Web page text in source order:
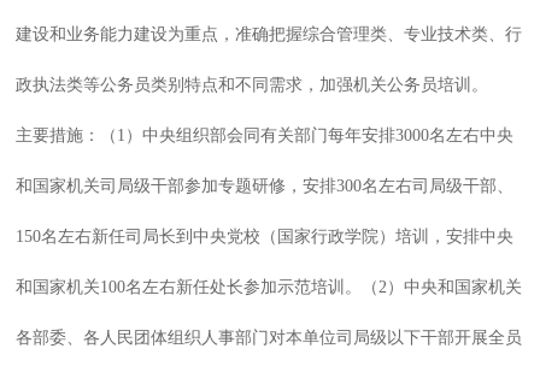
建设和业务能力建设为重点，准确把握综合管理类、专业技术类、行
政执法类等公务员类别特点和不同需求，加强机关公务员培训。
主要措施：（1）中央组织部会同有关部门每年安排3000名左右中央
和国家机关司局级干部参加专题研修，安排300名左右司局级干部、
150名左右新任司局长到中央党校（国家行政学院）培训，安排中央
和国家机关100名左右新任处长参加示范培训。（2）中央和国家机关
各部委、各人民团体组织人事部门对本单位司局级以下干部开展全员